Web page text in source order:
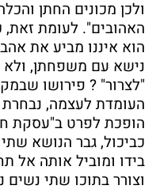
ולכן מכונים החתן
האהובים". לעומת
הוא איננו מביע את
נישא עם משפחתן, ולא
"לצרור" ? פירושו
העומדת לעצמה, נבחרת
הופכת לפרט ב"עסקת
כביכול, גבר הנושא
בידו ומוביל אותה אל
וצורר בתוכו שתי